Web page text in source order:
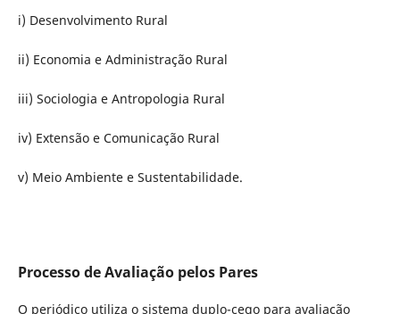
i) Desenvolvimento Rural
ii) Economia e Administração Rural
iii) Sociologia e Antropologia Rural
iv) Extensão e Comunicação Rural
v) Meio Ambiente e Sustentabilidade.
Processo de Avaliação pelos Pares
O periódico utiliza o sistema duplo-cego para avaliação